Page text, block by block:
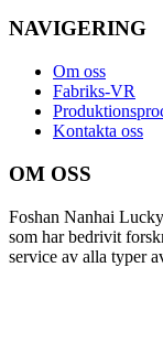
NAVIGERING
Om oss
Fabriks-VR
Kontakta oss
OM OSS
Foshan Nanhai
som har bedrivit
service av alla typer